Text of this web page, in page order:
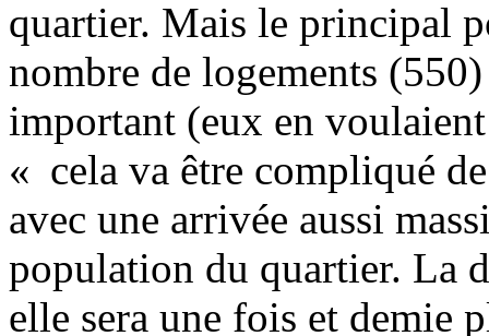
quartier. Mais le principal
nombre de logements
important (eux en
« cela va être compliqué
avec une arrivée aussi
population du quartier. La
elle sera une fois et demie